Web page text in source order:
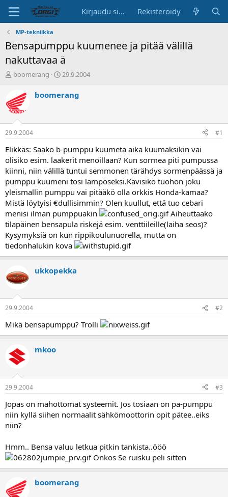
Kirjaudu sisään Rekisteröidy
MP-tekniikka
Bensapumppu kuumenee ja pitää välillä
nakuttavaa ä
K
k
u
s
t
e
l
u
n
a
l
o
i
t
a
j
a
boomerang
A
o
p
ä
i
v
ä
29.9.2004
boomerang
29.9.2004 #1
Elikkäs: Saako b-pumppu kuumeta aika kuumaksikin vai
olisiko esim. laakerit menoillaan? Kun sormea piti pumpussa
kiinni, niin välillä tuntui semmonen tärähdys sormenpäässä ja
pumppu kuumeni tosi lämpöseksi.Kävisikö tuohon joku
yleismallin pumppu vai pitääkö olla orkkis Honda-kamaa?
Mistä löytyisi €dullisimmin? Olen kuullut, että tuo cebari
menisi ilman pumppuakin
Aiheuttaako
tilapäinen bensapula riskejä esim. venttiileille(laiha seos)?
Kysymyksiä on kun rippikoulunuorella, mutta on
tiedonhalukin kova
ukkopekka
29.9.2004 #2
Mikä bensapumppu? Trolli
mkoo
29.9.2004 #3
Jopas on mahottomat systeemit. Jos tosiaan on pa-pumppu
niin kyllä siihen normaalit sähkömoottorin opit pätee..eiks
niin?
Hmm.. Bensa valuu letkua pitkin tankista..ööö
Onkos Se ruisku peli sitten
boomerang